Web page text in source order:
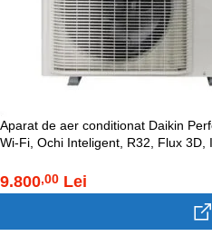
Aparat de aer conditionat Daikin
Wi-Fi, Ochi Inteligent, R32, Flux 3D,
9.800,00 Lei